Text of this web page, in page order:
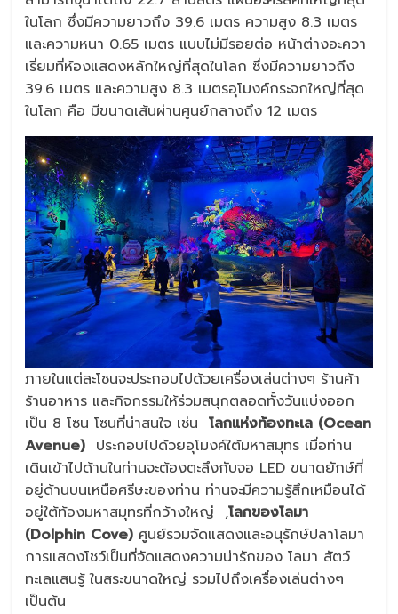
ในโลก ซึ่งมีความยาวถึง 39.6 เมตร ความสูง 8.3 เมตร
และความหนา 0.65 เมตร แบบไม่มีรอยต่อ หน้าต่างอะควา
เรี่ยมที่ห้องแสดงหลักใหญ่ที่สุดในโลก ซึ่งมีความยาวถึง
39.6 เมตร และความสูง 8.3 เมตรอุโมงค์กระจกใหญ่ที่สุด
ในโลก คือ มีขนาดเส้นผ่านศูนย์กลางถึง 12 เมตร
ภายในแต่ละโซนจะประกอบไปด้วยเครื่องเล่นต่างๆ ร้านค้า
ร้านอาหาร และกิจกรรมให้ร่วมสนุกตลอดทั้งวันแบ่งออก
เป็น 8 โซน โซนที่น่าสนใจ เช่นโลกแห่งท้องทะเล (Ocean
Avenue) ประกอบไปด้วยอุโมงค์ใต้มหาสมุทร เมื่อท่าน
เดินเข้าไปด้านในท่านจะต้องตะลึงกับจอ LED ขนาดยักษ์ที่
อยู่ด้านบนเหนือศรีษะของท่าน ท่านจะมีความรู้สึกเหมือนได้
อยู่ใต้ท้องมหาสมุทรที่กว้างใหญ่ ,โลกของโลมา
(Dolphin Cove) ศูนย์รวมจัดแสดงและอนุรักษ์ปลาโลมา
การแสดงโชว์เป็นที่จัดแสดงความน่ารักของ โลมา สัตว์
ทะเลแสนรู้ ในสระขนาดใหญ่ รวมไปถึงเครื่องเล่นต่างๆ
เป็นต้น